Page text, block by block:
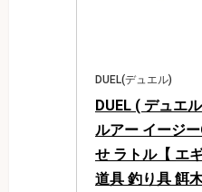
DUEL(デュエル)
DUEL ( デュエ
ルアー イージ
せ ラトル【 エ
道具 釣り具 餌